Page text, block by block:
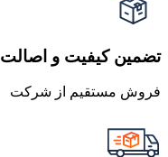
تضمین کیفیت و اصالت
فروش مستقیم از شرکت